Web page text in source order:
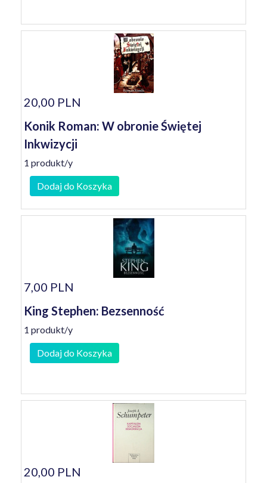
20,00 PLN
Konik Roman: W obronie Świętej
Inkwizycji
1 produkt/y
Dodaj do Koszyka
7,00 PLN
King Stephen: Bezsenność
1 produkt/y
Dodaj do Koszyka
20,00 PLN